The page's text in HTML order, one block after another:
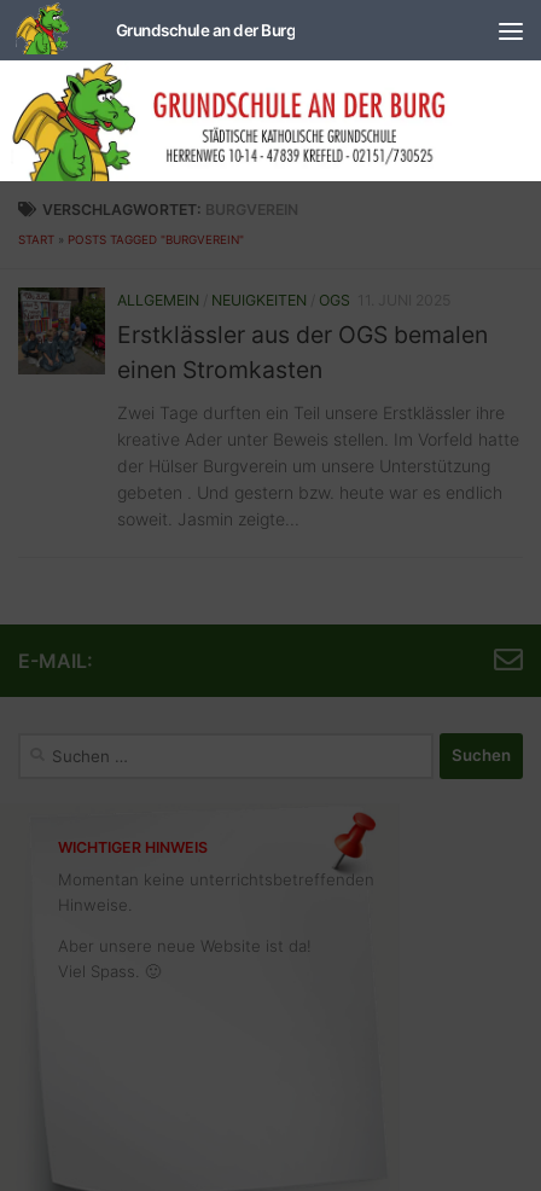
Zum Inhalt springen
VERSCHLAGWORTET: BURGVEREIN
START » POSTS TAGGED "BURGVEREIN"
ALLGEMEIN NEUIGKEITEN OGS
Erstklässler aus der OGS bemalen
einen Stromkasten
Zwei Tage durften ein Teil unsere Erstklässler ihre
kreative Ader unter Beweis stellen. Im Vorfeld hatte
der Hülser Burgverein um unsere Unterstützung
gebeten . Und gestern bzw. heute war es endlich
soweit. Jasmin zeigte...
E-MAIL:
WICHTIGER HINWEIS
Momentan keine unterrichtsbetreffenden
Hinweise.
Aber unsere neue Website ist da!
Viel Spass. 🙂